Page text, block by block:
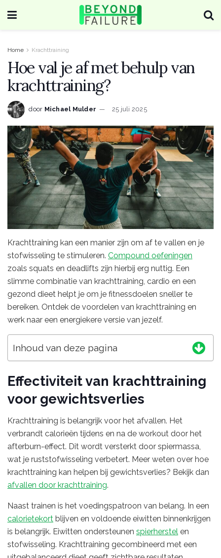
Home Krachttraining
Hoe val je af met behulp van
krachttraining?
door Michael Mulder 25 juli 2025
Krachttraining kan een manier zijn om af te vallen en je
stofwisseling te stimuleren. Compound oefeningen
zoals squats en deadlifts zijn hierbij erg nuttig. Een
slimme combinatie van krachttraining, cardio en een
gezond dieet helpt je om je fitnessdoelen sneller te
bereiken. Ontdek de voordelen van krachttraining en
werk naar een energiekere versie van jezelf.
Inhoud van deze pagina
Effectiviteit van krachttraining
voor gewichtsverlies
Krachttraining is belangrijk voor het afvallen. Het
verbrandt calorieën tijdens en na de workout door het
afterburn-effect. Dit wordt versterkt door spiermassa,
wat je ruststofwisseling verbetert. Meer weten over hoe
krachttraining kan helpen bij gewichtsverlies? Bekijk dan
afvallen door krachttraining.
Naast trainen is het voedingspatroon van belang. In een
calorietekort blijven en voldoende eiwitten binnenkrijgen
is belangrijk. Eiwitten ondersteunen spierherstel en
stofwisseling. Krachttraining gecombineerd met een